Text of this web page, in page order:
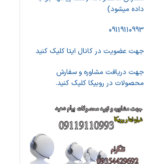
داده میشود)
09119110993
جهت عضویت در کانال ایتا کلیک کنید
جهت دریافت مشاوره و سفارش
محصولات در روبیکا کلیک کنید.